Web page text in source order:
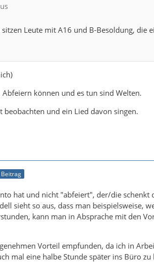
Leute mit A16 und B-Besoldung,
können und es tun sind Welten.
beobachten und ein Lied davon singen.
hat und nicht "abfeiert", der/die schenkt
sieht so aus, dass man beispielsweise,
kann man in Absprache mit den
Vorteil empfunden, da ich in
mal eine halbe Stunde später ins Büro